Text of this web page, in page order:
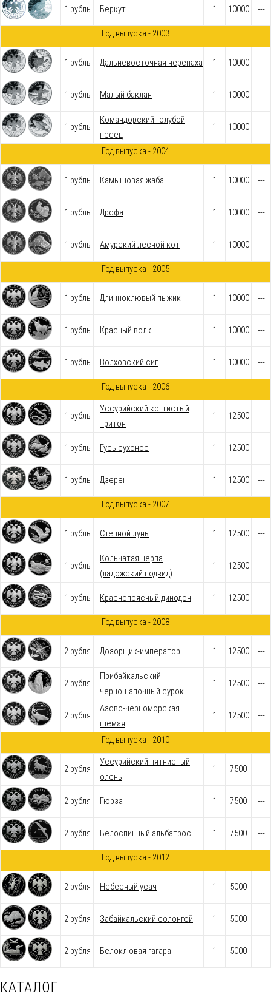
1 рубль Беркут 1 10000 ---
Год выпуска - 2003
1 рубль Дальневосточная черепаха 1 10000 ---
1 рубль Малый баклан 1 10000 ---
1 рубль
Командорский голубой
песец
1 10000 ---
Год выпуска - 2004
1 рубль Камышовая жаба 1 10000 ---
1 рубль Дрофа 1 10000 ---
1 рубль Амурский лесной кот 1 10000 ---
Год выпуска - 2005
1 рубль Длинноклювый пыжик 1 10000 ---
1 рубль Красный волк 1 10000 ---
1 рубль Волховский сиг 1 10000 ---
Год выпуска - 2006
1 рубль
Уссурийский когтистый
тритон
1 12500 ---
1 рубль Гусь сухонос 1 12500 ---
1 рубль Дзерен 1 12500 ---
Год выпуска - 2007
1 рубль Степной лунь 1 12500 ---
1 рубль
Кольчатая нерпа
(ладожский подвид)
1 12500 ---
1 рубль Краснопоясный динодон 1 12500 ---
Год выпуска - 2008
2 рубля Дозорщик-император 1 12500 ---
2 рубля
Прибайкальский
черношапочный сурок
1 12500 ---
2 рубля
Азово-черноморская
шемая
1 12500 ---
Год выпуска - 2010
2 рубля
Уссурийский пятнистый
олень
1 7500 ---
2 рубля Гюрза 1 7500 ---
2 рубля Белоспинный альбатрос 1 7500 ---
Год выпуска - 2012
2 рубля Небесный усач 1 5000 ---
2 рубля Забайкальский солонгой 1 5000 ---
2 рубля Белоклювая гагара 1 5000 ---
КАТАЛОГ